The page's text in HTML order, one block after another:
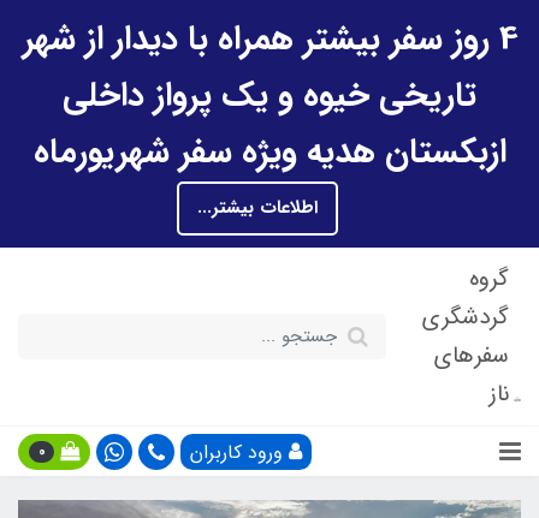
4 روز سفر بیشتر همراه با دیدار از شهر
تاریخی خیوه و یک پرواز داخلی
ازبکستان هدیه ویژه سفر شهریورماه
اطلاعات بیشتر...
گروه
گردشگری
سفرهای
ناز
ورود کاربران 0